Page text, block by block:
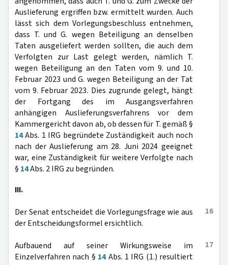
Auslieferung ergriffen bzw. ermittelt wurden. Auch
lässt sich dem Vorlegungsbeschluss entnehmen,
dass T. und G. wegen Beteiligung an denselben
Taten ausgeliefert werden sollten, die auch dem
Verfolgten zur Last gelegt werden, nämlich T.
wegen Beteiligung an den Taten vom 9. und 10.
Februar 2023 und G. wegen Beteiligung an der Tat
vom 9. Februar 2023. Dies zugrunde gelegt, hängt
der Fortgang des im Ausgangsverfahren
anhängigen Auslieferungsverfahrens vor dem
Kammergericht davon ab, ob dessen für T. gemäß §
14Abs. 1 IRG begründete Zuständigkeit auch noch
nach der Auslieferung am 28. Juni 2024 geeignet
war, eine Zuständigkeit für weitere Verfolgte nach
§ 14Abs. 2 IRG zu begründen.
III.
16
Der Senat entscheidet die Vorlegungsfrage wie aus
der Entscheidungsformel ersichtlich.
17
Aufbauend auf seiner Wirkungsweise im
Einzelverfahren nach § 14Abs. 1 IRG (1.) resultiert